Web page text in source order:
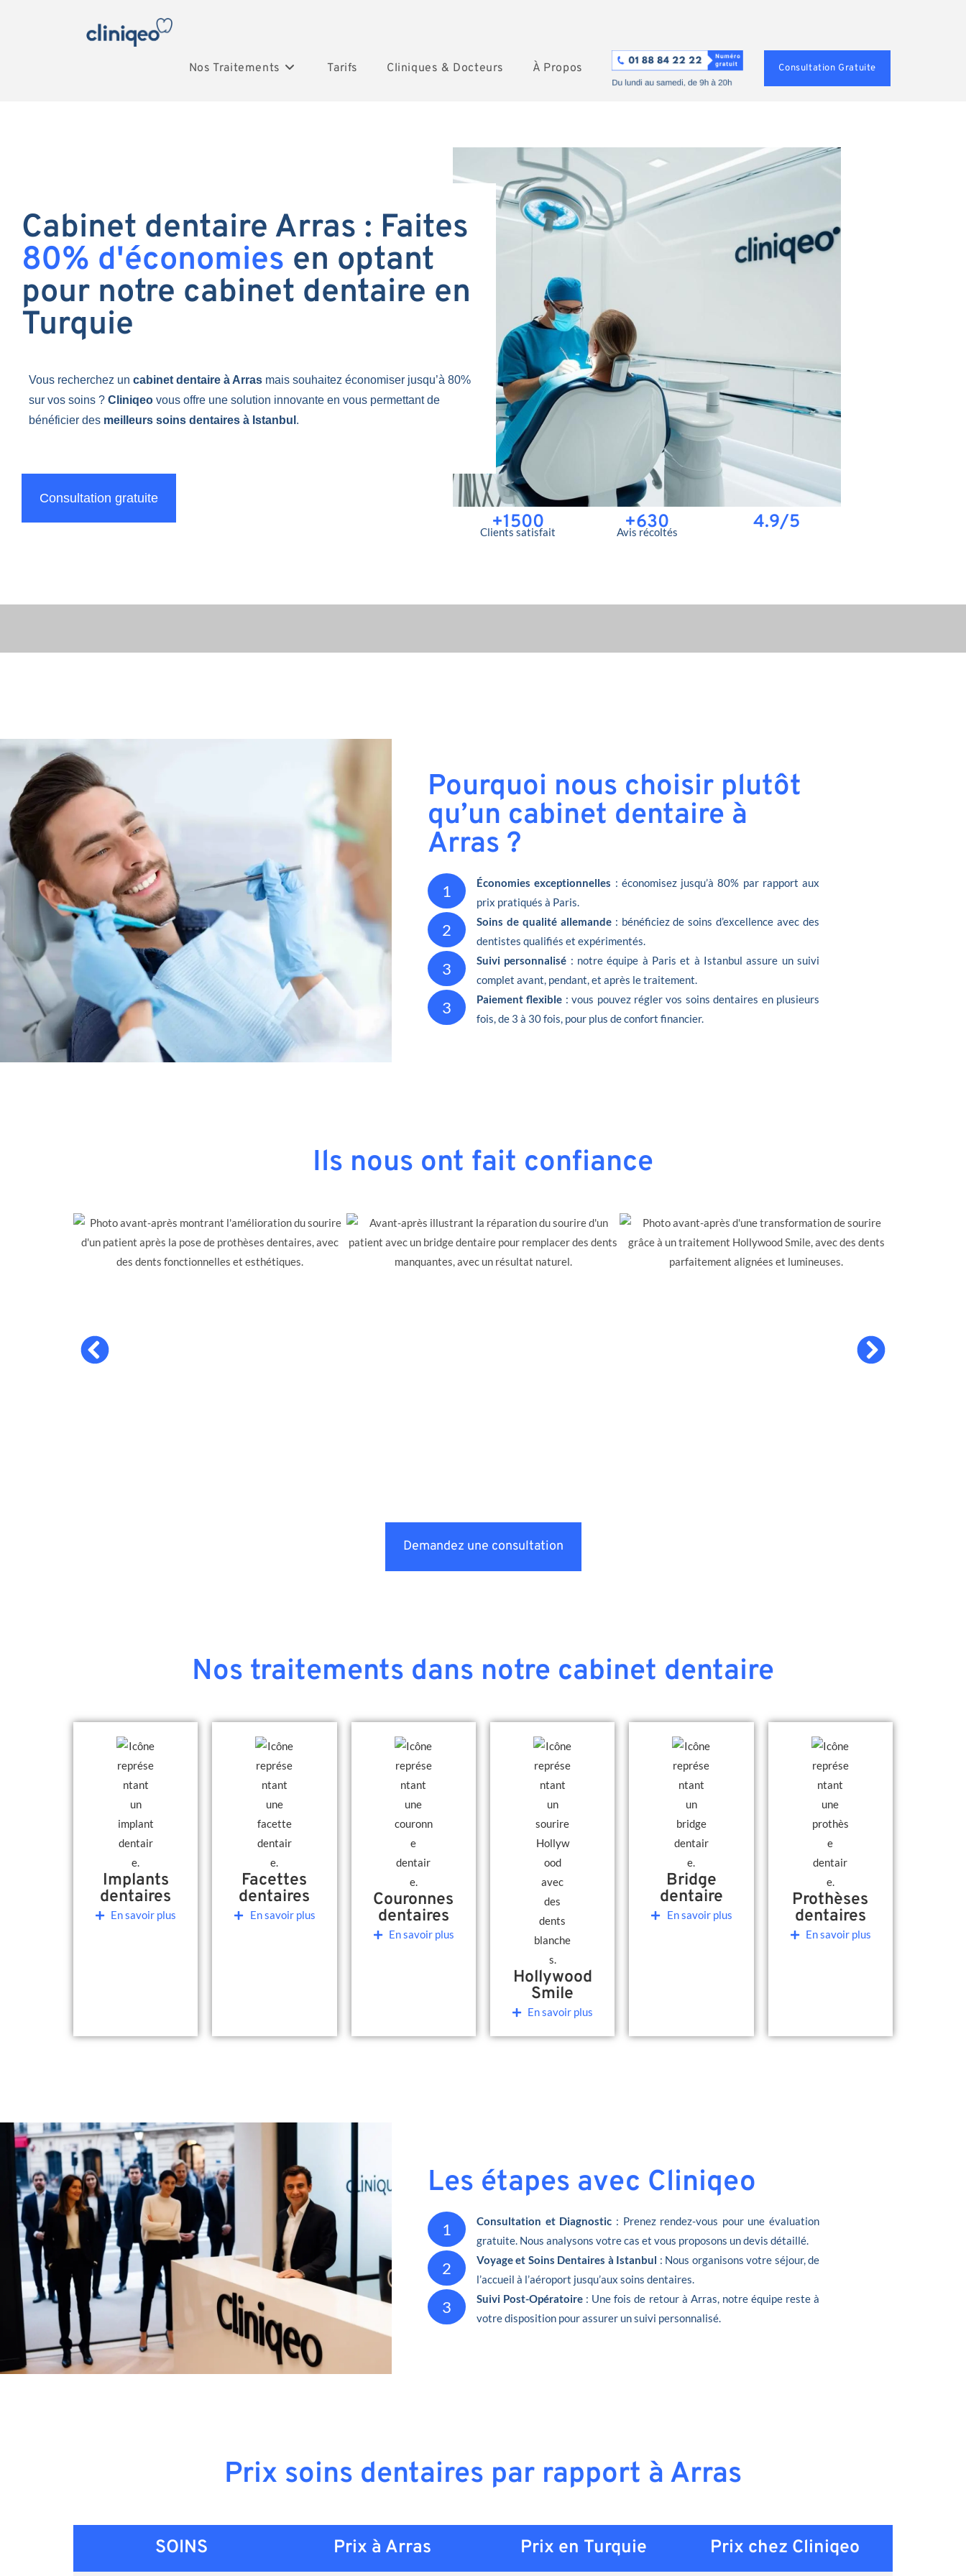
Nos Traitements Tarifs Cliniques & Docteurs À Propos Consultation Gratuite
Cabinet dentaire Arras : Faites
80% d'économies en optant
pour notre cabinet dentaire en
Turquie
Vous recherchez un cabinet dentaire à Arras mais souhaitez économiser jusqu’à 80%
sur vos soins ? Cliniqeo vous offre une solution innovante en vous permettant de
bénéficier des meilleurs soins dentaires à Istanbul .
Consultation gratuite
+1500
Clients satisfait +630
Avis récoltés 4.9/5
Pourquoi nous choisir plutôt
qu’un cabinet dentaire à
Arras ?
1 Économies exceptionnelles : économisez jusqu’à 80% par rapport aux
prix pratiqués à Paris.
2 Soins de qualité allemande: bénéficiez de soins d’excellence avec des
dentistes qualifiés et expérimentés.
3 Suivi personnalisé : notre équipe à Paris et à Istanbul assure un suivi
complet avant, pendant, et après le traitement.
3 Paiement flexible : vous pouvez régler vos soins dentaires en plusieurs
fois, de 3 à 30 fois, pour plus de confort financier.
Ils nous ont fait confiance
Demandez une consultation
Nos traitements dans notre cabinet dentaire
Implants
dentaires
En savoir plus
Facettes
dentaires
En savoir plus
Couronnes
dentaires
En savoir plus
Hollywood
Smile
En savoir plus
Bridge
dentaire
En savoir plus
Prothèses
dentaires
En savoir plus
Les étapes avec Cliniqeo
1 Consultation et Diagnostic : Prenez rendez-vous pour une évaluation
gratuite. Nous analysons votre cas et vous proposons un devis détaillé.
2 Voyage et Soins Dentaires à Istanbul : Nous organisons votre séjour, de
l’accueil à l’aéroport jusqu’aux soins dentaires.
3 Suivi Post-Opératoire : Une fois de retour à Arras, notre équipe reste à
votre disposition pour assurer un suivi personnalisé.
Prix soins dentaires par rapport à Arras
SOINS Prix à Arras Prix en Turquie Prix chez Cliniqeo